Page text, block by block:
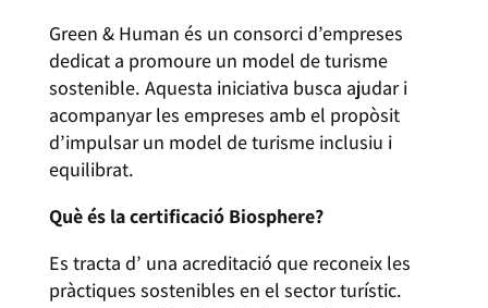
Green & Human és un consorci d’empreses
dedicat a promoure un model de turisme
sostenible. Aquesta iniciativa busca ajudar i
acompanyar les empreses amb el propòsit
d’impulsar un model de turisme inclusiu i
equilibrat.
Què és la certificació Biosphere?
Es tracta d’ una acreditació que reconeix les
pràctiques sostenibles en el sector turístic.